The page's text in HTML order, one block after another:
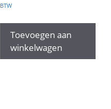
BTW
Toevoegen aan
winkelwagen